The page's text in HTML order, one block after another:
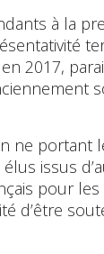
à la
2017,
ne portant
issus
pour
d’être